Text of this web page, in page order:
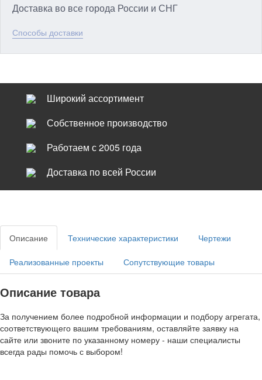
Доставка во все города России и СНГ
Способы доставки
Широкий ассортимент
Собственное производство
Работаем с 2005 года
Доставка по всей России
Описание Технические характеристики Чертежи
Реализованные проекты Сопутствующие товары
Описание товара
За получением более подробной информации и подбору агрегата,
соответствующего вашим требованиям, оставляйте заявку на
сайте или звоните по указанному номеру - наши специалисты
всегда рады помочь с выбором!